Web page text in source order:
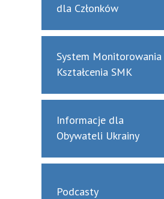
dla Członków
System Monitorowania
Kształcenia SMK
Informacje dla
Obywateli Ukrainy
Podcasty